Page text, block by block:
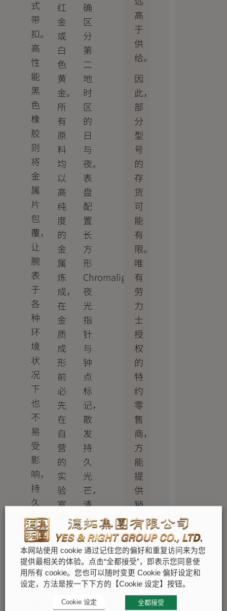
式
带
扣。
高
性
能
黑
色
橡
胶
则
将
金
属
片
包
覆，
让
腕
表
于
各
种
环
境
状
况
下
也
不
易
受
影
响，
持
久
耐
用
之
余，
佩
戴
红
金
或
白
色
黄
金。
所
有
原
料
均
以
高
纯
度
的
金
属
炼
成，
在
金
质
成
形
前
必
先
在
自
营
的
实
验
室
过
先
进
设
备
的
确
区
分
第
二
地
时
区
的
日
与
夜。
表
盘
配
置
长
方
形
Chromalight
夜
光
指
针
与
钟
点
标
记，
散
发
持
久
光
芒，
清
晰
易
读。
表
盘
周
边
高
于
供
给。
因
此，
部
分
型
号
的
存
货
可
能
有
限。
唯
有
劳
力
士
授
权
的
特
约
零
售
商，
方
能
提
供
销
售
全
新
劳
力
士
真
本网站使用 cookie 通过记住您的偏好和重复访问来为您
提供最相关的体验。点击“全都接受”，即表示您同意使
用所有 cookie。您也可以随时变更 Cookie 偏好设定和
设定，方法是按一下下方的【Cookie 设定】按钮。
Cookie 设定 全都接受